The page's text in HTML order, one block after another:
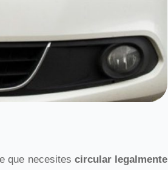
que necesites circular legalmente